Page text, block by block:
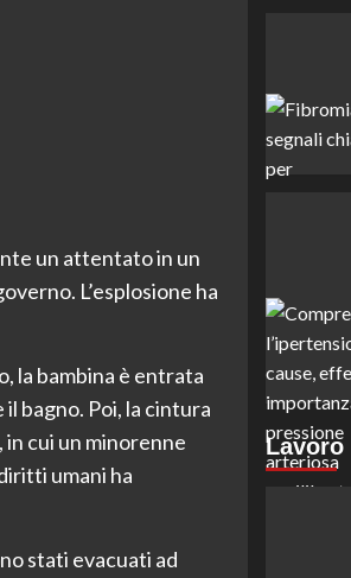
un attentato in un
L’esplosione ha
la bambina è entrata
bagno. Poi, la cintura
in cui un minorenne
umani ha
stati evacuati ad
Lavoro